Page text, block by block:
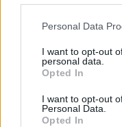
Please note that this
not limited to your visit
grant or deny consent
use your data for
consent section.
Personal Data
I want to opt-out
personal data.
Opted In
I want to opt-out
Personal Data.
Opted In
Οι ερευνητές, με
στην Καλιφόρνια, οι
δημοσίευση στο
του νέου «έξυπνου»
πως κάτι είναι ένας